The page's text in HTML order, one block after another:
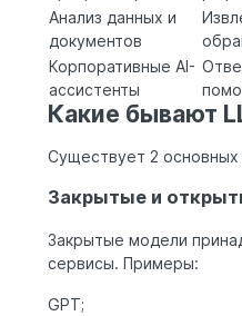
Анализ данных и
документов
Корпоративные AI-
ассистенты
Какие бывают
Существует 2
Закрытые и
Закрытые модели
сервисы. Примеры:
GPT;